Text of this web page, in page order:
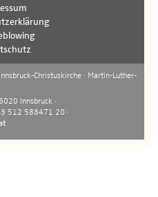
Christuskirche · Martin-Luther-
Innsbruck ·
512 588471 20 ·